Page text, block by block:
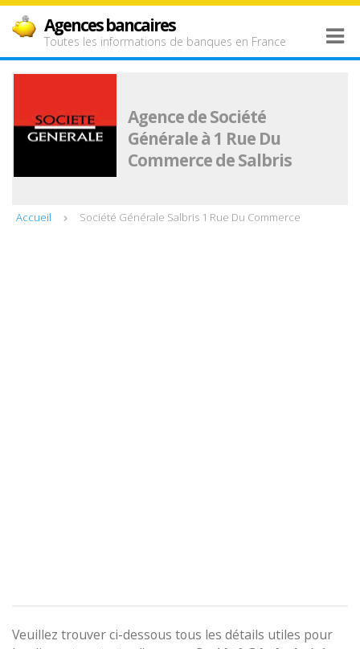
Agences bancaires
Toutes les informations de banques en France
Agence de Société
Générale à 1 Rue Du
Commerce de Salbris
Accueil Société Générale Salbris 1 Rue Du Commerce
Veuillez trouver ci-dessous tous les détails utiles pour